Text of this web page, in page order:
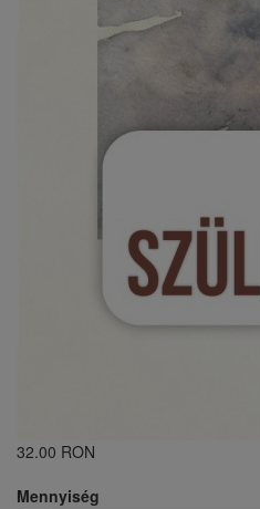
32.00 RON
Mennyiség